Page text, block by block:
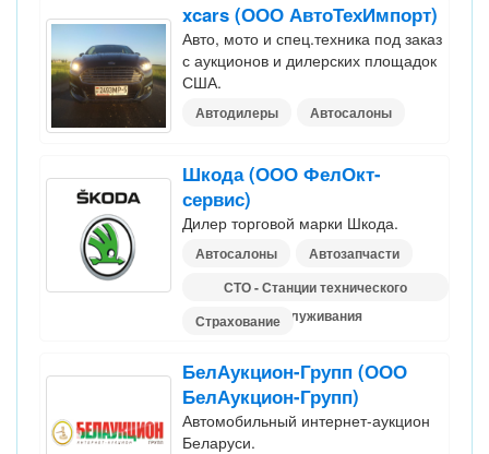
xcars (ООО АвтоТехИмпорт)
Авто, мото и спец.техника под заказ
с аукционов и дилерских площадок
США.
Автодилеры Автосалоны
Шкода (ООО ФелОкт-
сервис)
Дилер торговой марки Шкода.
Автосалоны
Автозапчасти
СТО - Станции технического
обслуживания
Страхование
БелАукцион-Групп (ООО
БелАукцион-Групп)
Автомобильный интернет-аукцион
Беларуси.